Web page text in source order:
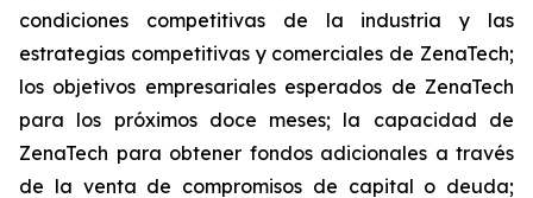
condiciones competitivas de la industria y las
estrategias competitivas y comerciales de ZenaTech;
los objetivos empresariales esperados de ZenaTech
para los próximos doce meses; la capacidad de
ZenaTech para obtener fondos adicionales a través
de la venta de compromisos de capital o deuda;